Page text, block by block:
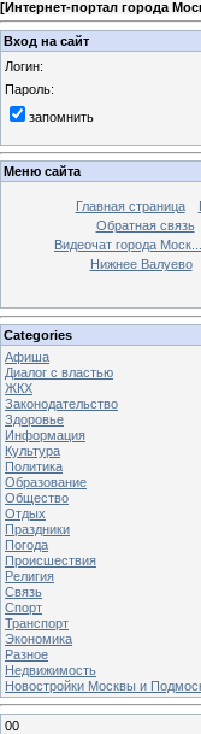
[Интернет-портал города
Вход на сайт
Логин:
Пароль:
запомнить
Меню сайта
Главная страница
Обратная связь
Видеочат города Моск...
Нижнее Валуево
Categories
Афиша
Диалог с властью
ЖКХ
Законодательство
Здоровье
Информация
Культура
Политика
Образование
Общество
Отдых
Праздники
Погода
Происшествия
Религия
Связь
Спорт
Транспорт
Экономика
Разное
Недвижимость
Новостройки Москвы и
00